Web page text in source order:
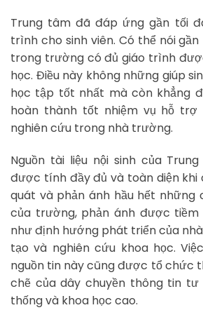
Trung tâm đã đáp ứng gần tối
trình cho sinh viên. Có thể nói gần
trong trường có đủ giáo trình
học. Điều này không những giúp
học tập tốt nhất mà còn khẳng
hoàn thành tốt nhiệm vụ hỗ trợ
nghiên cứu trong nhà trường.
Nguồn tài liệu nội sinh của
được tính đầy đủ và toàn diện khi
quát và phản ánh hầu hết những
của trường, phản ánh được
như định hướng phát triển của
tạo và nghiên cứu khoa học.
nguồn tin này cũng được tổ chức
chẽ của dây chuyền thông tin
thống và khoa học cao.